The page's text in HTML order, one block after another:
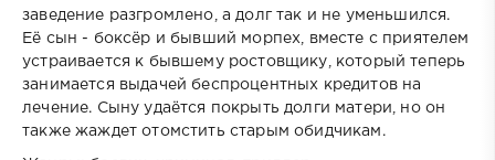
заведение разгромлено, а долг так и не уменьшился.
Её сын - боксёр и бывший морпех, вместе с приятелем
устраивается к бывшему ростовщику, который теперь
занимается выдачей беспроцентных кредитов на
лечение. Сыну удаётся покрыть долги матери, но он
также жаждет отомстить старым обидчикам.